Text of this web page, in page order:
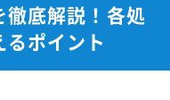
底解説！各処
ポイント